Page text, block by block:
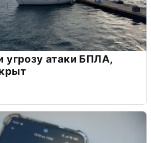
угрозу атаки БПЛА,